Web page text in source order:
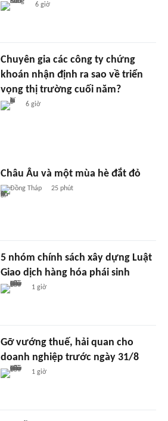
6 giờ
Chuyên gia các công ty chứng
khoán nhận định ra sao về triển
vọng thị trường cuối năm?
6 giờ
Châu Âu và một mùa hè đắt đỏ
Đồng Tháp 25 phút
5 nhóm chính sách xây dựng Luật
Giao dịch hàng hóa phái sinh
1 giờ
Gỡ vướng thuế, hải quan cho
doanh nghiệp trước ngày 31/8
1 giờ